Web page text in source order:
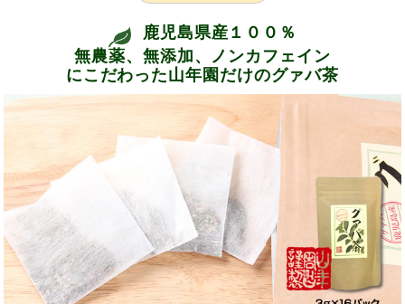
鹿児島県産１００％
無農薬、無添加、ノンカフェイン
にこだわった山年園だけのグァバ茶